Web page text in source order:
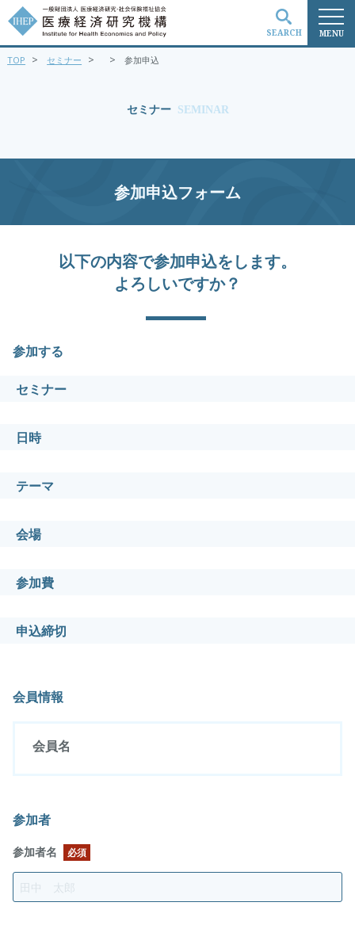
MENU
SEARCH
セミナー SEMINAR
TOP > セミナー > > 参加申込
参加申込フォーム
以下の内容で参加申込をします。
よろしいですか？
参加する
セミナー
日時
テーマ
会場
参加費
申込締切
会員情報
会員名
参加者
参加者名 必須